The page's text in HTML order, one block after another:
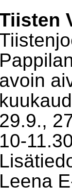
avoin
29.9.,
10-
Leena